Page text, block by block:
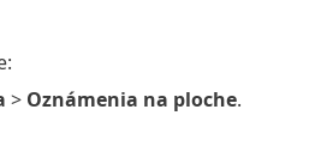
> Oznámenia na ploche.